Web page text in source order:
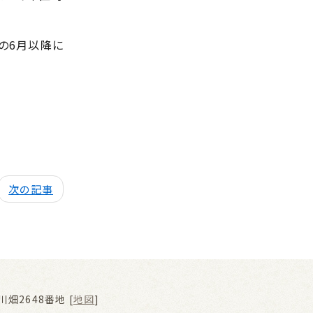
6月以降に
次の記事
畑2648番地 [地図]